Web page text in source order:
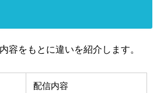
容をもとに違いを紹介します。
配信内容